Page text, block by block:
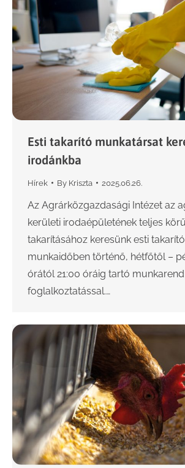
Esti takarító munkatársat
irodánkba
Hírek By Kriszta 2025.06.26.
Az Agrárközgazdasági Intézet az
kerületi irodaépületének teljes körű
takarításához keresünk esti
munkaidőben történő, hétfőtől –
órától 21:00 óráig tartó
foglalkoztatással.…